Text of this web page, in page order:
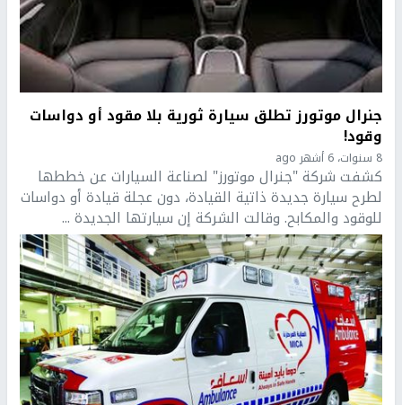
جنرال موتورز تطلق سيارة ثورية بلا مقود أو دواسات
وقود!
8 سنوات، 6 أشهر ago
كشفت شركة "جنرال موتورز" لصناعة السيارات عن خططها
لطرح سيارة جديدة ذاتية القيادة، دون عجلة قيادة أو دواسات
للوقود والمكابح. وقالت الشركة إن سيارتها الجديدة ...